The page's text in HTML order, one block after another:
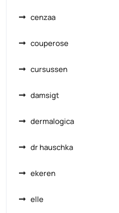
cenzaa
couperose
cursussen
damsigt
dermalogica
dr hauschka
ekeren
elle